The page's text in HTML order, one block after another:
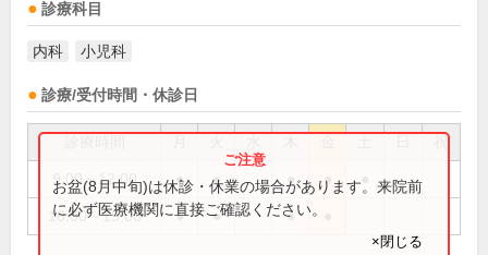
診療科目
内科 小児科
診療/受付時間・休診日
祝
9:00～12:00 ● ● ● ●
16:00～19:00 ● ● ●
お盆(8月中旬)は休診・休業の場合があります。来院前
に必ず医療機関に直接ご確認ください。
×閉じる